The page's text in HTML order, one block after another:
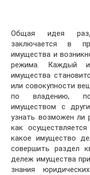
Общая идея
заключается в
имущества и
режима. Каждый
имущества
или совокупности
по владению,
имуществом с
узнать возможен ли
как
какое имущество
совершить раздел
дележ имущества
знания